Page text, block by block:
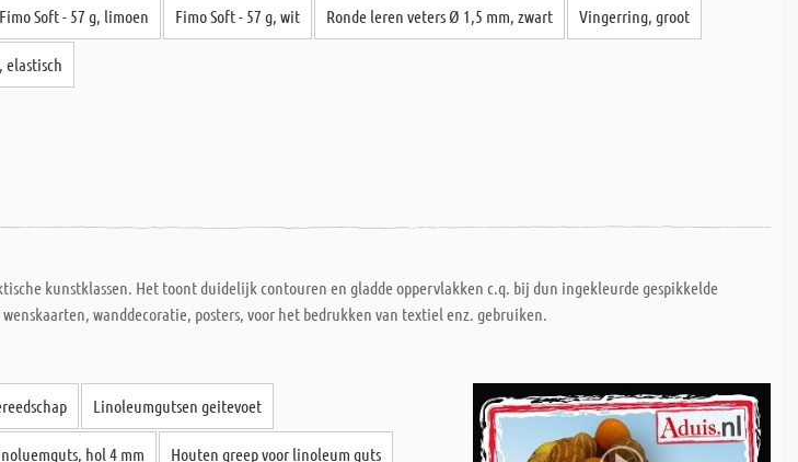
Fimo Soft - 57 g, limoen Fimo Soft - 57 g, wit Ronde leren veters Ø 1,5 mm, zwart Vingerring, groot
elastisch
kunstklassen. Het toont duidelijk contouren en gladde oppervlakken c.q. bij dun ingekleurde gespikkelde
wanddecoratie, posters, voor het bedrukken van textiel enz. gebruiken.
Linoleumgutsen geitevoet
hol 4 mm Houten greep voor linoleum guts